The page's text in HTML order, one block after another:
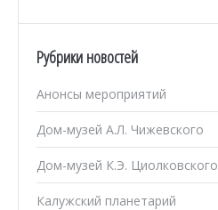
Рубрики новостей
Анонсы мероприятий
Дом-музей А.Л. Чижевского
Дом-музей К.Э. Циолковского
Калужский планетарий